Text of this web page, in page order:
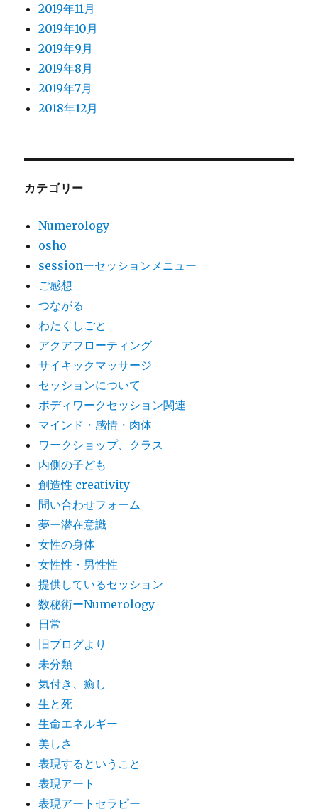
2019年11月
2019年10月
2019年9月
2019年8月
2019年7月
2018年12月
カテゴリー
Numerology
osho
sessionーセッションメニュー
ご感想
つながる
わたくしごと
アクアフローティング
サイキックマッサージ
セッションについて
ボディワークセッション関連
マインド・感情・肉体
ワークショップ、クラス
内側の子ども
創造性 creativity
問い合わせフォーム
夢ー潜在意識
女性の身体
女性性・男性性
提供しているセッション
数秘術ーNumerology
日常
旧ブログより
未分類
気付き、癒し
生と死
生命エネルギー
美しさ
表現するということ
表現アート
表現アートセラピー